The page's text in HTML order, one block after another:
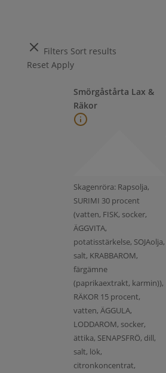
Filters Sort results
Reset Apply
Smörgåstårta Lax &
Räkor
Skagenröra: Rapsolja,
SURIMI 30 procent
(vatten, FISK, socker,
ÄGGVITA,
potatisstärkelse, SOJAolja,
salt, KRABBAROM,
färgämne
(paprikaextrakt, karmin)),
RÄKOR 15 procent,
vatten, ÄGGULA,
LODDAROM, socker,
ättika, SENAPSFRÖ, dill,
salt, lök,
citronkoncentrat,